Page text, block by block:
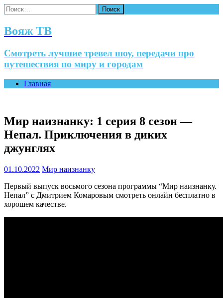
Найти:
Вояж ТВ
Смотреть лучшие тревел шоу, передачи про
путешествия по миру и городам
Главная
Мир наизнанку: 1 серия 8 сезон —
Непал. Приключения в диких
джунглях
01.10.2022 Мир наизнанку
Первый выпуск восьмого сезона программы “Мир наизнанку.
Непал” с Дмитрием Комаровым смотреть онлайн бесплатно в
хорошем качестве.